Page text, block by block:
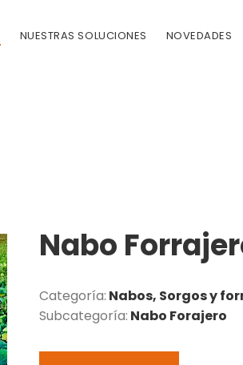
NUESTRAS SOLUCIONES NOVEDADES
Nabo
Categoría: Nabos, Sorgos y
Subcategoría: Nabo Forajero